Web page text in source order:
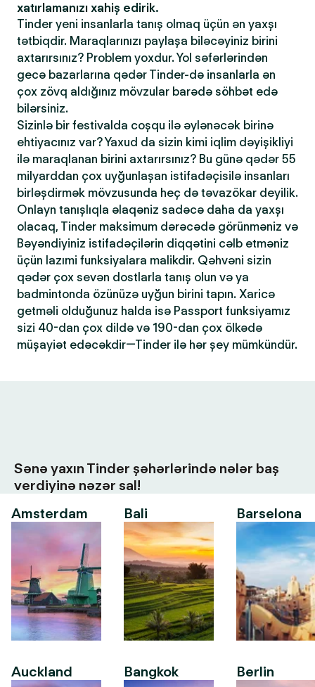
xatırlamanızı xahiş edirik.
Tinder yeni insanlarla tanış olmaq üçün ən yaxşı
tətbiqdir. Maraqlarınızı paylaşa biləcəyiniz birini
axtarırsınız? Problem yoxdur. Yol səfərlərindən
gecə bazarlarına qədər Tinder-də insanlarla ən
çox zövq aldığınız mövzular barədə söhbət edə
bilərsiniz.
Sizinlə bir festivalda coşqu ilə əylənəcək birinə
ehtiyacınız var? Yaxud da sizin kimi iqlim dəyişikliyi
ilə maraqlanan birini axtarırsınız? Bu günə qədər 55
milyarddan çox uyğunlaşan istifadəçisilə insanları
birləşdirmək mövzusunda heç də təvazökar deyilik.
Onlayn tanışlıqla əlaqəniz sadəcə daha da yaxşı
olacaq, Tinder maksimum dərəcədə görünməniz və
Bəyəndiyiniz istifadəçilərin diqqətini cəlb etməniz
üçün lazımi funksiyalara malikdir. Qəhvəni sizin
qədər çox sevən dostlarla tanış olun və ya
badmintonda özünüzə uyğun birini tapın. Xaricə
getməli olduğunuz halda isə Passport funksiyamız
sizi 40-dan çox dildə və 190-dan çox ölkədə
müşayiət edəcəkdir—Tinder ilə hər şey mümkündür.
Sənə yaxın Tinder şəhərlərində nələr baş
verdiyinə nəzər sal!
Amsterdam
Auckland
Bali
Bangkok
Barselona
Berlin